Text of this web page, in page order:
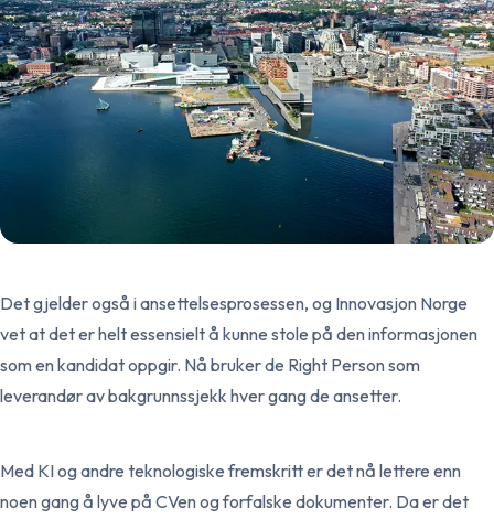
Det gjelder også i ansettelsesprosessen, og Innovasjon Norge
vet at det er helt essensielt å kunne stole på den informasjonen
som en kandidat oppgir. Nå bruker de Right Person som
leverandør av bakgrunnssjekk hver gang de ansetter.
Med KI og andre teknologiske fremskritt er det nå lettere enn
noen gang å lyve på CVen og forfalske dokumenter. Da er det